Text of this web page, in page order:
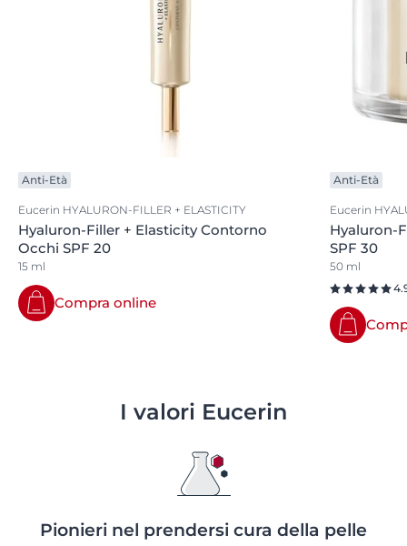
Anti-Età
Eucerin HYALURON-FILLER + ELASTICITY
Hyaluron-Filler + Elasticity Contorno
Occhi SPF 20
15 ml
Compra online
Anti-Età
Eucerin
Hyaluron-
SPF 30
50 ml
I valori Eucerin
Pionieri nel prendersi cura della pelle